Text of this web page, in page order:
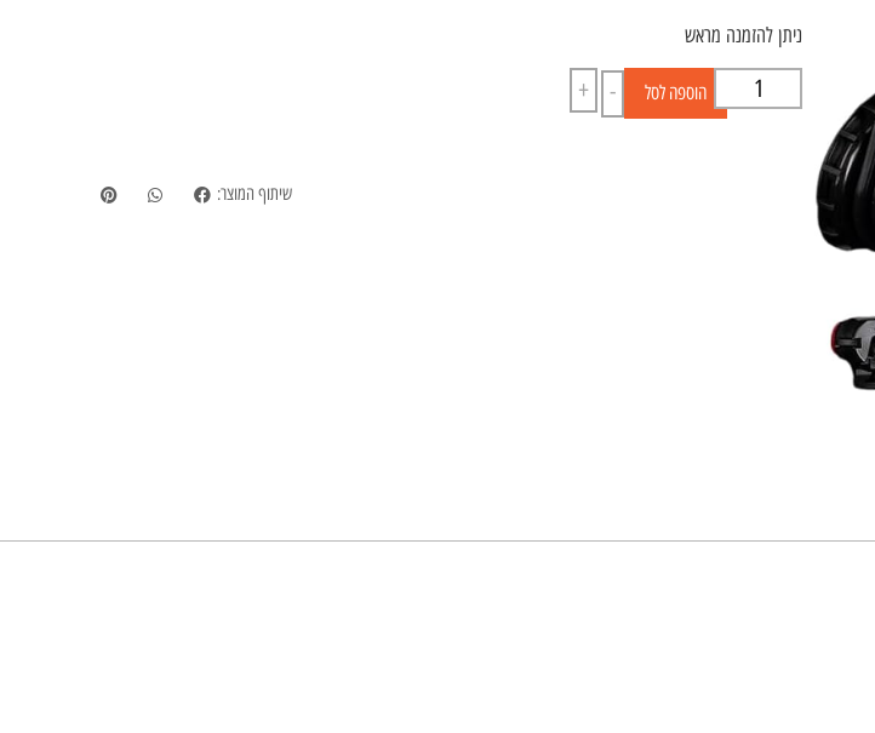
ניתן להזמנה מראש
-
+ הוספה לסל
שיתוף המוצר: